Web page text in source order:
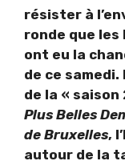
résister à
ronde que les
ont eu la
de ce
de la « saison
Plus Belles
de Bruxelles,
autour de la